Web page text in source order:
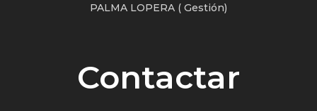
PALMA LOPERA ( Gestión)
Contactar